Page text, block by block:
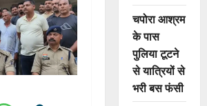
चपोरा आश्रम
के पास
पुलिया टूटने
से यात्रियों से
भरी बस फंसी